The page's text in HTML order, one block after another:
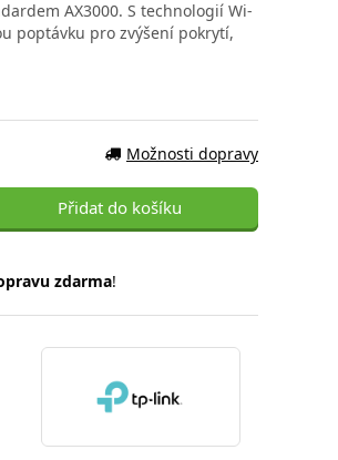
AX3000. S technologií Wi-
poptávku pro zvýšení pokrytí,
Možnosti dopravy
Přidat do košíku
zdarma!